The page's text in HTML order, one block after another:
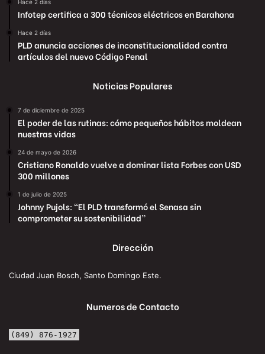
Hace 2 días
Infotep certifica a 300 técnicos eléctricos en Barahona
Hace 2 días
PLD anuncia acciones de inconstitucionalidad contra
artículos del nuevo Código Penal
Noticias Populares
7 de diciembre de 2025
El poder de las rutinas: cómo pequeños hábitos moldean
nuestras vidas
24 de mayo de 2026
Cristiano Ronaldo vuelve a dominar lista Forbes con USD
300 millones
1 de julio de 2025
Johnny Pujols: “El PLD transformó el Senasa sin
comprometer su sostenibilidad”
Dirección
Ciudad Juan Bosch, Santo Domingo Este.
Numeros de Contacto
(849) 876-1927